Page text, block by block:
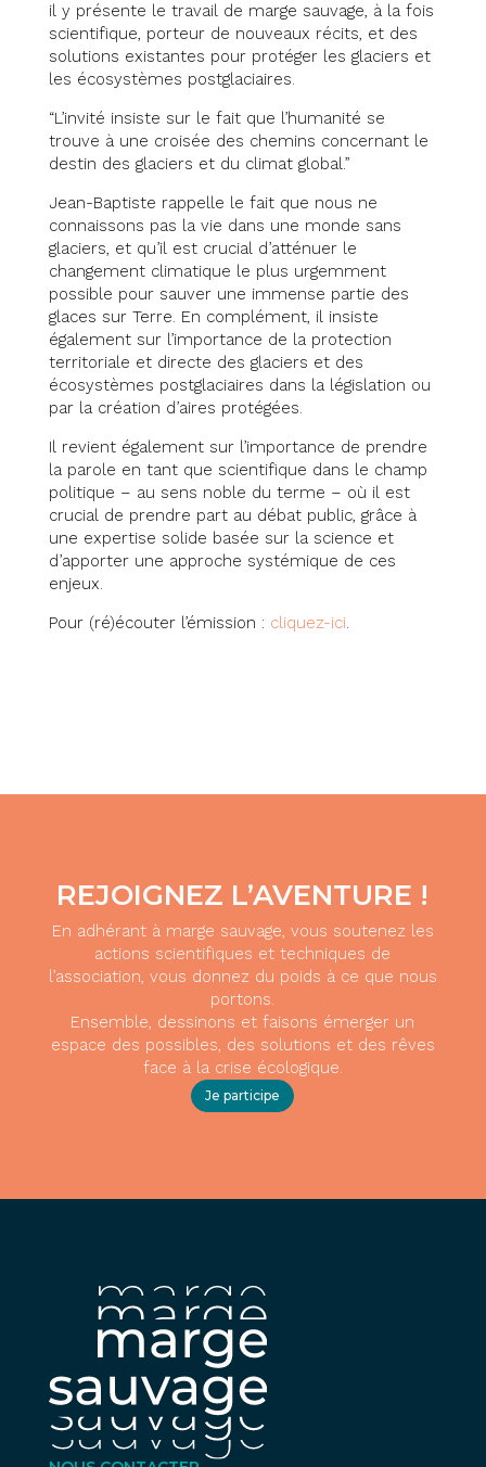
il y présente le travail de marge sauvage, à la fois
scientifique, porteur de nouveaux récits, et des
solutions existantes pour protéger les glaciers et
les écosystèmes postglaciaires.
“L’invité insiste sur le fait que l’humanité se
trouve à une croisée des chemins concernant le
destin des glaciers et du climat global.”
Jean-Baptiste rappelle le fait que nous ne
connaissons pas la vie dans une monde sans
glaciers, et qu’il est crucial d’atténuer le
changement climatique le plus urgemment
possible pour sauver une immense partie des
glaces sur Terre. En complément, il insiste
également sur l’importance de la protection
territoriale et directe des glaciers et des
écosystèmes postglaciaires dans la législation ou
par la création d’aires protégées.
Il revient également sur l’importance de prendre
la parole en tant que scientifique dans le champ
politique – au sens noble du terme – où il est
crucial de prendre part au débat public, grâce à
une expertise solide basée sur la science et
d’apporter une approche systémique de ces
enjeux.
Pour (ré)écouter l’émission : cliquez-ici.
REJOIGNEZ L’AVENTURE !
En adhérant à marge sauvage, vous soutenez les
actions scientifiques et techniques de
l’association, vous donnez du poids à ce que nous
portons.
Ensemble, dessinons et faisons émerger un
espace des possibles, des solutions et des rêves
face à la crise écologique.
Je participe